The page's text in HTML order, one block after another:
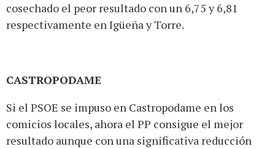
cosechado el peor resultado con un 6,75 y 6,81
respectivamente en Igüeña y Torre.
CASTROPODAME
Si el PSOE se impuso en Castropodame en los
comicios locales, ahora el PP consigue el mejor
resultado aunque con una significativa reducción